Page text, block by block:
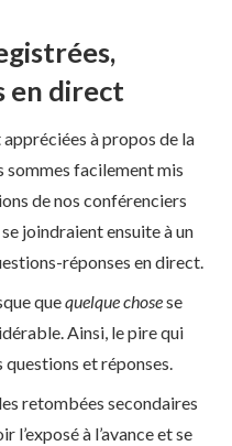
en direct
appréciées à propos de la
sommes facilement mis
de nos conférenciers
joindraient ensuite à un
réponses en direct.
quequelque chosese
Ainsi, le pire qui
et réponses.
retombées secondaires
l’exposé à l’avance et se